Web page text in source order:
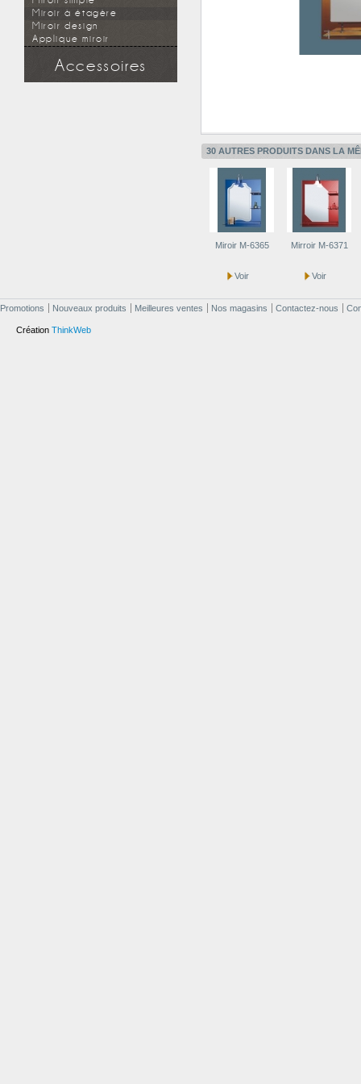
Miroir à étagère
Miroir design
Applique miroir
Accessoires
30 AUTRES PRODUITS DANS LA
Miroir M-6365
Voir
Mirroir M-6371
Voir
Promotions Nouveaux produits Meilleures ventes Nos magasins Contactez-nous
Création ThinkWeb